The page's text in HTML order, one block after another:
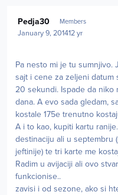
Pedja30 Members
January 9, 201412 yr
Pa nesto mi je tu sumnjivo.
sajt i cene za zeljeni datum
20 sekundi. Ispade da niko
dana. A evo sada gledam,
kostale 175e trenutno
A i to kao, kupiti kartu
destinaciju ali u septembru
jeftinije) te tri karte me
Radim u avijaciji ali ovo
funkcionise..
zavisi i od sezone, ako si